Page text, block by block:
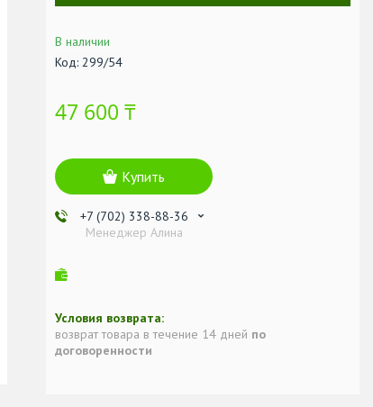
В наличии
Код: 299/54
47 600 ₸
Купить
+7 (702) 338-88-36
Менеджер Алина
возврат товара в течение 14 дней по
договоренности